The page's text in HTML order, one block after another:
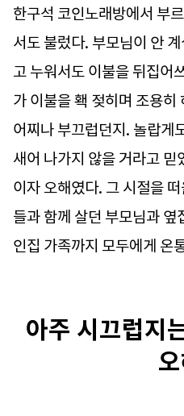
한구석 코인노래방에서 부
서도 불렀다. 부모님이 안
고 누워서도 이불을 뒤집어
가 이불을 홱 젖히며 조용
어찌나 부끄럽던지. 놀랍게
새어 나가지 않을 거라고
이자 오해였다. 그 시절을
들과 함께 살던 부모님과
인집 가족까지 모두에게 온
아주 시끄럽지